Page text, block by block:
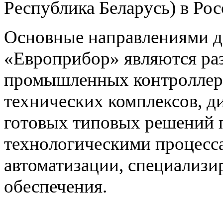
Республика Беларусь) в
Основные
«Европрибор» являются
промышленных
технических комплексов,
готовых типовых решений
технологическими
автоматизации,
обеспечения.